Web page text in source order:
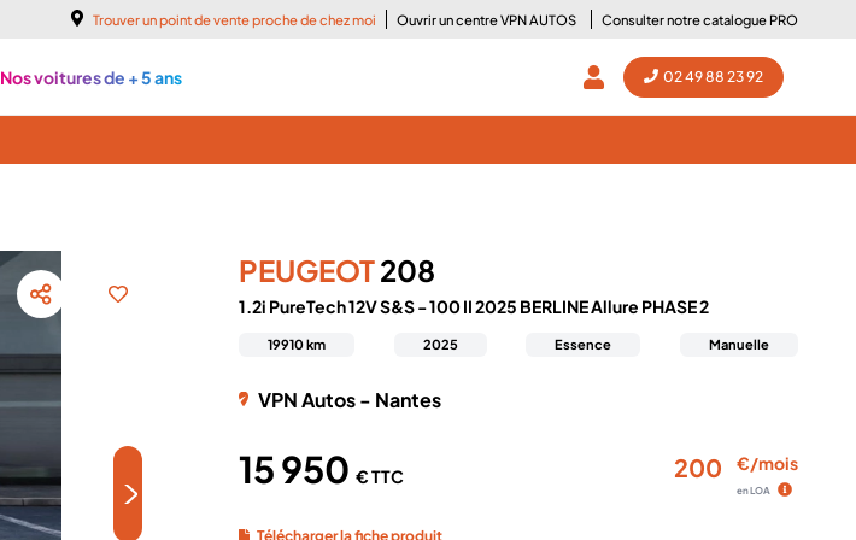
Trouver un point de vente proche de chez moi Ouvrir un centre VPN AUTOS Consulter notre catalogue PRO
02 49 88 23 92
Nos voitures de + 5 ans
>
PEUGEOT208
1.2i PureTech 12V S&S - 100 II 2025 BERLINE Allure PHASE 2
19910 km 2025 Essence Manuelle
VPN Autos - Nantes
15 950 € TTC 200 €/mois
en LOA
Télécharger la fiche produit